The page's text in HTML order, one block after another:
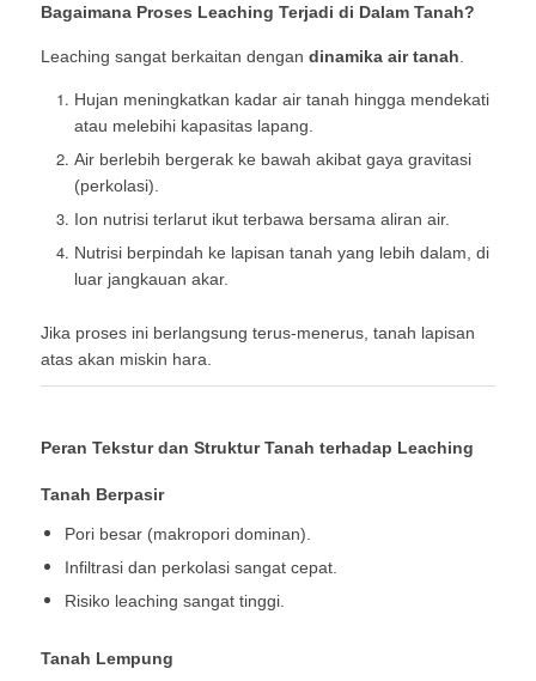
Bagaimana Proses Leaching Terjadi di Dalam Tanah?
Leaching sangat berkaitan dengan dinamika air tanah.
Hujan meningkatkan kadar air tanah hingga mendekati
atau melebihi kapasitas lapang.
Air berlebih bergerak ke bawah akibat gaya gravitasi
(perkolasi).
Ion nutrisi terlarut ikut terbawa bersama aliran air.
Nutrisi berpindah ke lapisan tanah yang lebih dalam, di
luar jangkauan akar.
Jika proses ini berlangsung terus-menerus, tanah lapisan
atas akan miskin hara.
Peran Tekstur dan Struktur Tanah terhadap Leaching
Tanah Berpasir
Pori besar (makropori dominan).
Infiltrasi dan perkolasi sangat cepat.
Risiko leaching sangat tinggi.
Tanah Lempung